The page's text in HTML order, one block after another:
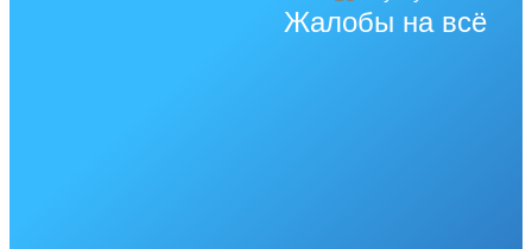
Жалобы на всё